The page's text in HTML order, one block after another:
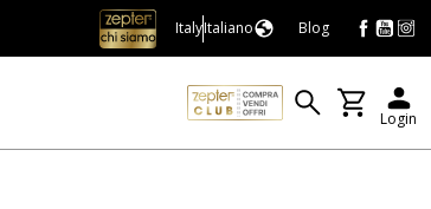
ItalyItaliano Blog
Login